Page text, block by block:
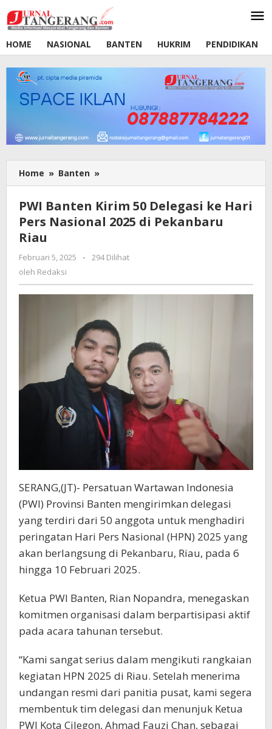
ke
konten
HOME
NASIONAL BANTEN HUKRIM PENDIDIKAN
Home » Banten »
Banten
50
Delegasi
Pers
2025
di
Riau
PWI Banten Kirim 50 Delegasi ke Hari
Pers Nasional 2025 di Pekanbaru
Riau
Februari 5, 2025
oleh
-
294 Dilihat
oleh Redaksi
SERANG,(JT)- Persatuan Wartawan Indonesia
(PWI) Provinsi Banten mengirimkan delegasi
yang terdiri dari 50 anggota untuk menghadiri
peringatan Hari Pers Nasional (HPN) 2025 yang
akan berlangsung di Pekanbaru, Riau, pada 6
hingga 10 Februari 2025.
Ketua PWI Banten, Rian Nopandra, menegaskan
komitmen organisasi dalam berpartisipasi aktif
pada acara tahunan tersebut.
“Kami sangat serius dalam mengikuti rangkaian
kegiatan HPN 2025 di Riau. Setelah menerima
undangan resmi dari panitia pusat, kami segera
membentuk tim delegasi dan menunjuk Ketua
PWI Kota Cilegon, Ahmad Fauzi Chan, sebagai